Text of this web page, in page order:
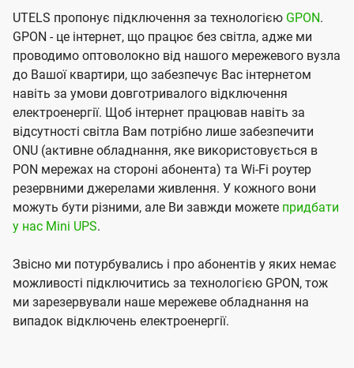
UTELS пропонує підключення за технологією GPON.
GPON - це інтернет, що працює без світла, адже ми
проводимо оптоволокно від нашого мережевого вузла
до Вашої квартири, що забезпечує Вас інтернетом
навіть за умови довготривалого відключення
електроенергії. Щоб інтернет працював навіть за
відсутності світла Вам потрібно лише забезпечити
ONU (активне обладнання, яке використовується в
PON мережах на стороні абонента) та Wi-Fi роутер
резервними джерелами живлення. У кожного вони
можуть бути різними, але Ви завжди можете придбати
у нас Mini UPS.
Звісно ми потурбувались і про абонентів у яких немає
можливості підключитись за технологією GPON, тож
ми зарезервували наше мережеве обладнання на
випадок відключень електроенергії.